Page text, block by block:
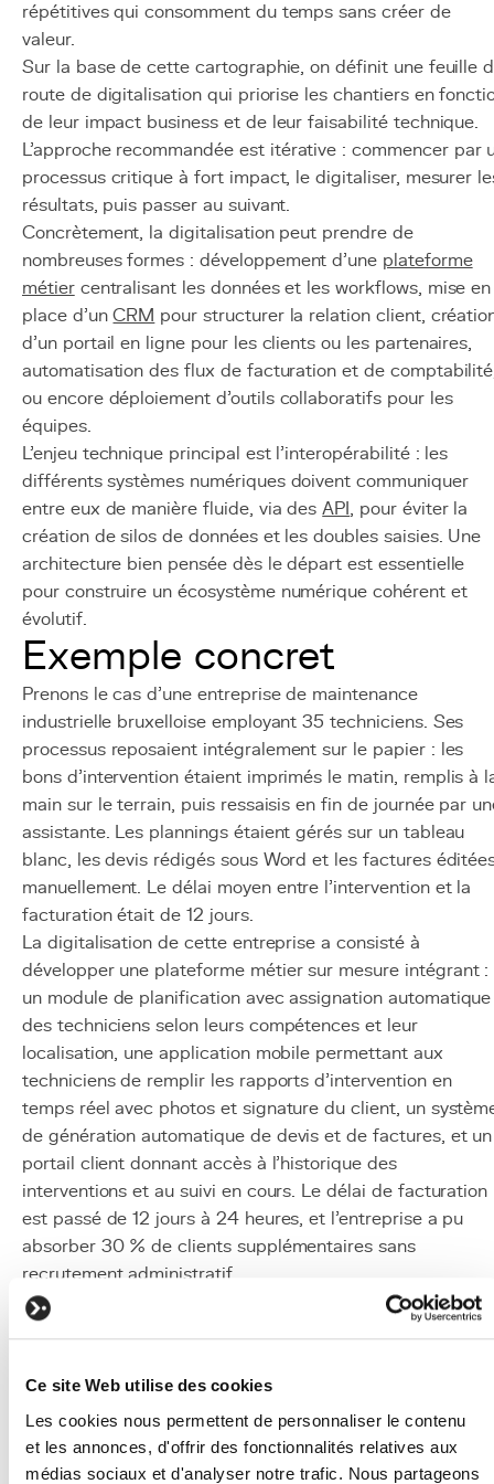
Ce site Web utilise des cookies
Les cookies nous permettent de personnaliser le contenu
et les annonces, d'offrir des fonctionnalités relatives aux
médias sociaux et d'analyser notre trafic. Nous partageons
répétitives qui consomment du temps sans créer de
valeur.
Sur la base de cette cartographie, on définit une feuille
route de digitalisation qui priorise les chantiers en
de leur impact business et de leur faisabilité technique.
L'approche recommandée est itérative : commencer par
processus critique à fort impact, le digitaliser, mesurer
résultats, puis passer au suivant.
Concrètement, la digitalisation peut prendre de
nombreuses formes : développement d'une plateforme
métiercentralisant les données et les workflows, mise en
place d'unCRM pour structurer la relation client,
d'un portail en ligne pour les clients ou les partenaires,
automatisation des flux de facturation et de
ou encore déploiement d'outils collaboratifs pour les
équipes.
L'enjeu technique principal est l'interopérabilité : les
différents systèmes numériques doivent communiquer
entre eux de manière fluide, via desAPI, pour éviter la
création de silos de données et les doubles saisies. Une
architecture bien pensée dès le départ est essentielle
pour construire un écosystème numérique cohérent et
évolutif.
Exemple concret
Prenons le cas d'une entreprise de maintenance
industrielle bruxelloise employant 35 techniciens. Ses
processus reposaient intégralement sur le papier : les
bons d'intervention étaient imprimés le matin, remplis à
main sur le terrain, puis ressaisis en fin de journée par
assistante. Les plannings étaient gérés sur un tableau
blanc, les devis rédigés sous Word et les factures
manuellement. Le délai moyen entre l'intervention et la
facturation était de 12 jours.
La digitalisation de cette entreprise a consisté à
développer une plateforme métier sur mesure intégrant :
un module de planification avec assignation automatique
des techniciens selon leurs compétences et leur
localisation, une application mobile permettant aux
techniciens de remplir les rapports d'intervention en
temps réel avec photos et signature du client, un
de génération automatique de devis et de factures, et un
portail client donnant accès à l'historique des
interventions et au suivi en cours. Le délai de facturation
est passé de 12 jours à 24 heures, et l'entreprise a pu
absorber 30 % de clients supplémentaires sans
recrutement administratif.
Mise en œuvre
complet des processus actuels en impliquant les
points de douleur, pas seulement ceux perçus par
direction.